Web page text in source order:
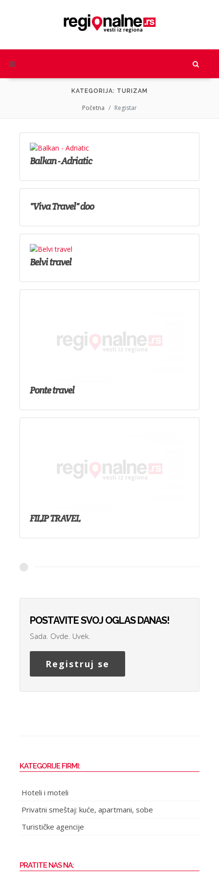
KATEGORIJA: TURIZAM
Početna Registar
Balkan - Adriatic
"Viva Travel" doo
Belvi travel
Ponte travel
FILIP TRAVEL
POSTAVITE SVOJ OGLAS DANAS!
Sada. Ovde. Uvek.
Registruj se
KATEGORIJE FIRMI:
Hoteli i moteli
Privatni smeštaj: kuće, apartmani, sobe
Turističke agencije
PRATITE NAS NA: